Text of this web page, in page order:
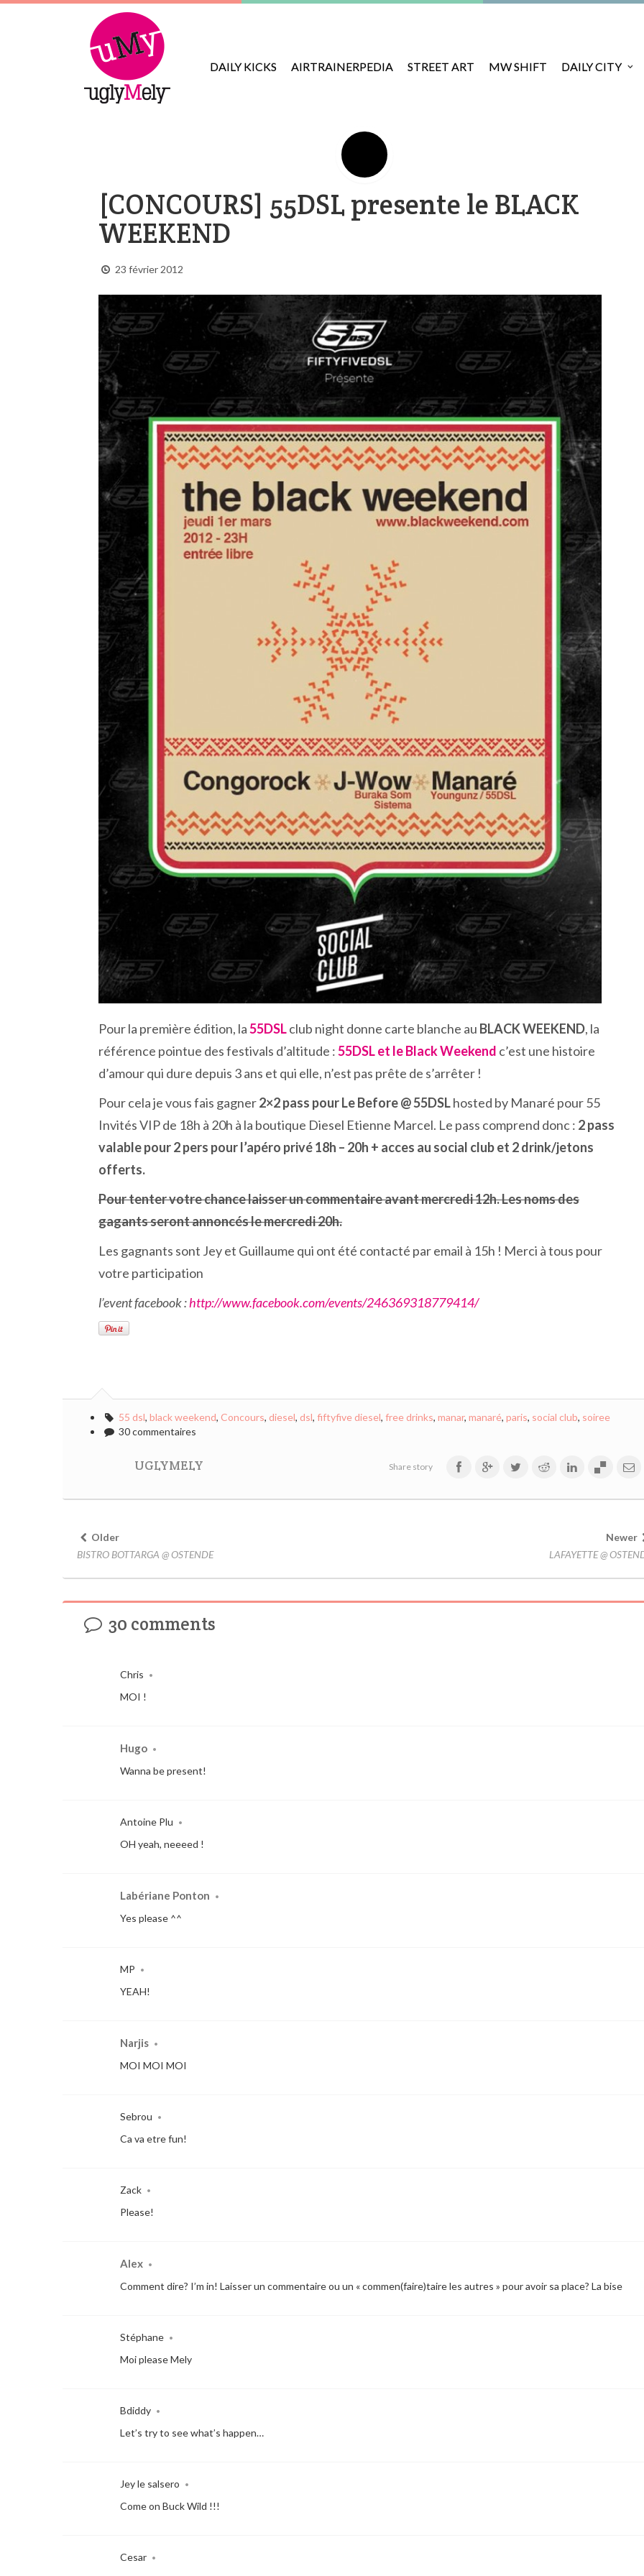
DAILY KICKS AIRTRAINERPEDIA STREET ART MW SHIFT DAILY CITY
[CONCOURS] 55DSL presente le BLACK
WEEKEND
23 février 2012
Pour la première édition, la55DSLclub night donne carte blanche au BLACK WEEKEND, la
référence pointue des festivals d’altitude :55DSL et le Black Weekend c’est une histoire
d’amour qui dure depuis 3 ans et qui elle, n’est pas prête de s’arrêter !
Pour cela je vous fais gagner2×2 pass pour Le Before @ 55DSLhosted by Manaré pour 55
Invités VIP de 18h à 20h à la boutique Diesel Etienne Marcel. Le pass comprend donc : 2 pass
valable pour 2 pers pour l’apéro privé 18h – 20h + acces au social club et 2 drink/jetons
offerts.
Pour tenter votre chance laisser un commentaire avant mercredi 12h. Les noms des
gagants seront annoncés le mercredi 20h.
Les gagnants sont Jey et Guillaume qui ont été contacté par email à 15h ! Merci à tous pour
votre participation
l’event facebook :http://www.facebook.com/events/246369318779414/
55 dsl, black weekend, Concours, diesel, dsl, fiftyfive diesel, free drinks, manar, manaré, paris, social club, soiree
30 commentaires
UGLYMELY Share story
Older
BISTRO BOTTARGA @ OSTENDE
Newer
LAFAYETTE @
30 comments
Chris •
MOI !
Hugo •
Wanna be present!
Antoine Plu •
OH yeah, neeeed !
Labériane Ponton •
Yes please ^^
MP •
YEAH!
Narjis •
MOI MOI MOI
Sebrou •
Ca va etre fun!
Zack •
Please!
Alex •
Comment dire? I’m in! Laisser un commentaire ou un « commen(faire)taire les autres » pour avoir sa place? La bise
Stéphane •
Moi please Mely
Bdiddy •
Let’s try to see what’s happen…
Jey le salsero •
Come on Buck Wild !!!
Cesar •